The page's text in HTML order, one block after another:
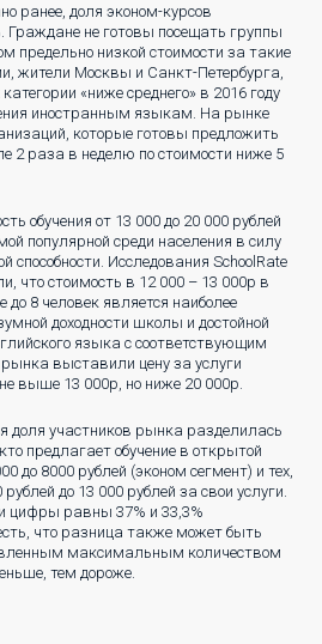
ранее, доля эконом-курсов
Граждане не готовы посещать группы
предельно низкой стоимости за такие
жители Москвы и Санкт-Петербурга,
«ниже среднего» в 2016 году
иностранным языкам. На рынке
которые готовы предложить
2 раза в неделю по стоимости ниже 5
обучения от 13 000 до 20 000 рублей
популярной среди населения в силу
способности. Исследования SchoolRate
что стоимость в 12 000 – 13 000р в
до 8 человек является наиболее
доходности школы и достойной
языка с соответствующим
выставили цену за услуги
выше 13 000р, но ниже 20 000р.
доля участников рынка разделилась
предлагает обучение в открытой
до 8000 рублей (эконом сегмент) и тех,
до 13 000 рублей за свои услуги.
цифры равны 37% и 33,3%
что разница также может быть
максимальным количеством
тем дороже.